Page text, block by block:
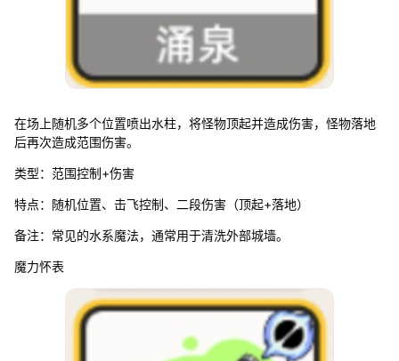
在场上随机多个位置喷出水柱，将怪物顶起并造成伤害，怪物落地
后再次造成范围伤害。
类型：范围控制+伤害
特点：随机位置、击飞控制、二段伤害（顶起+落地）
备注：常见的水系魔法，通常用于清洗外部城墙。
魔力怀表